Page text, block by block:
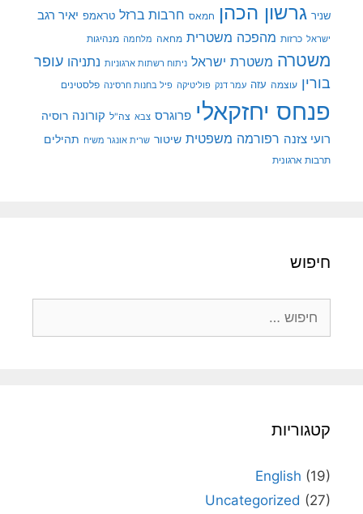
שניר גרשון הכהן חמאס חרבות ברזל טראמפ יאיר רגב
ישראל כרזות מהפכה משטרית מחאה מלחמה מנהיגות
משטרה משטרת ישראל ניתוח רשתות ארגוניות נתניהו עופר
בורין עוצמה עזה עמר דנק פוליטיקה פיל בחנות חרסינה פלסטינים
פנחס יחזקאלי פרוגרס צבא צה"ל קורונה רוסיה
רועי צזנה רפורמה משפטית שיטור שרית אונגר משיח תהילים
תרבות ארגונית
חיפוש
קטגוריות
English (19)
Uncategorized (27)